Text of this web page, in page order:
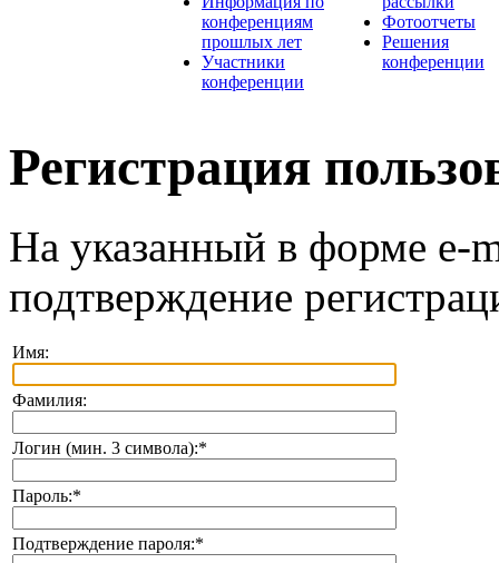
конференциям
прошлых лет
Участники
конференции
Фотоотчеты
Решения
конференции
Регистрация
На указанный в форме e-
подтверждение
Имя:
Фамилия:
Логин (мин. 3 символа):*
Пароль:*
Подтверждение пароля:*